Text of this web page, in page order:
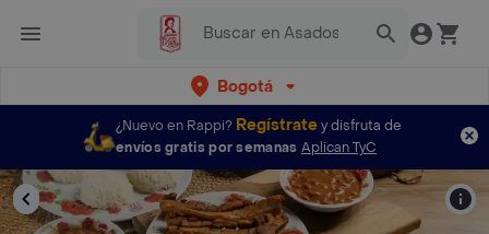
Bogotá
¿Nuevo en Rappi? Regístratey disfruta de
envíos gratis por semanas Aplican TyC